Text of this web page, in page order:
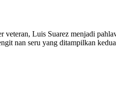
Luis Suarez menjadi
nan seru yang ditampilkan